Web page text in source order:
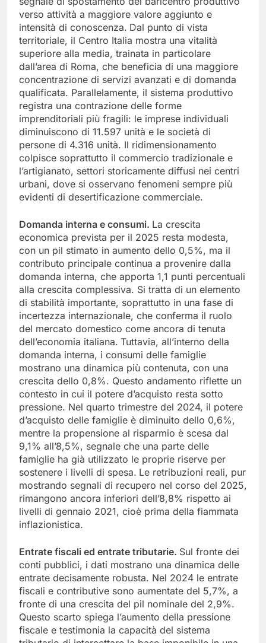
verso attività a maggiore valore aggiunto e
intensità di conoscenza. Dal punto di vista
territoriale, il Centro Italia mostra una vitalità
superiore alla media, trainata in particolare
dall’area di Roma, che beneficia di una maggiore
concentrazione di servizi avanzati e di domanda
qualificata. Parallelamente, il sistema produttivo
registra una contrazione delle forme
imprenditoriali più fragili: le imprese individuali
diminuiscono di 11.597 unità e le società di
persone di 4.316 unità. Il ridimensionamento
colpisce soprattutto il commercio tradizionale e
l’artigianato, settori storicamente diffusi nei centri
urbani, dove si osservano fenomeni sempre più
evidenti di desertificazione commerciale.
Domanda interna e consumi. La crescita
economica prevista per il 2025 resta modesta,
con un pil stimato in aumento dello 0,5%, ma il
contributo principale continua a provenire dalla
domanda interna, che apporta 1,1 punti percentuali
alla crescita complessiva. Si tratta di un elemento
di stabilità importante, soprattutto in una fase di
incertezza internazionale, che conferma il ruolo
del mercato domestico come ancora di tenuta
dell’economia italiana. Tuttavia, all’interno della
domanda interna, i consumi delle famiglie
mostrano una dinamica più contenuta, con una
crescita dello 0,8%. Questo andamento riflette un
contesto in cui il potere d’acquisto resta sotto
pressione. Nel quarto trimestre del 2024, il potere
d’acquisto delle famiglie è diminuito dello 0,6%,
mentre la propensione al risparmio è scesa dal
9,1% all’8,5%, segnale che una parte delle
famiglie ha già utilizzato le proprie riserve per
sostenere i livelli di spesa. Le retribuzioni reali, pur
mostrando segnali di recupero nel corso del 2025,
rimangono ancora inferiori dell’8,8% rispetto ai
livelli di gennaio 2021, cioè prima della fiammata
inflazionistica.
Entrate fiscali ed entrate tributarie. Sul fronte dei
conti pubblici, i dati mostrano una dinamica delle
entrate decisamente robusta. Nel 2024 le entrate
fiscali e contributive sono aumentate del 5,7%, a
fronte di una crescita del pil nominale del 2,9%.
Questo scarto spiega l’aumento della pressione
fiscale e testimonia la capacità del sistema